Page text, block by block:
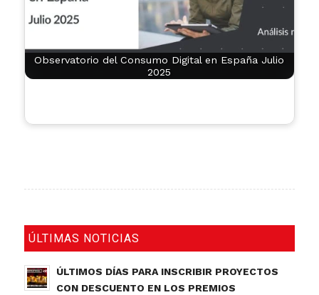
Observatorio del Consumo Digital en España Julio
2025
ÚLTIMAS NOTICIAS
ÚLTIMOS DÍAS PARA INSCRIBIR PROYECTOS
CON DESCUENTO EN LOS PREMIOS